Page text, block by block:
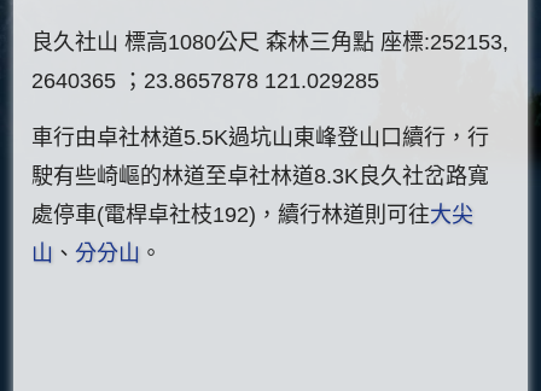
良久社山 標高1080公尺 森林三角點 座標:252153,
2640365 ；23.8657878 121.029285
車行由卓社林道5.5K過坑山東峰登山口續行，行
駛有些崎嶇的林道至卓社林道8.3K良久社岔路寬
處停車(電桿卓社枝192)，續行林道則可往大尖
山 、分分山 。